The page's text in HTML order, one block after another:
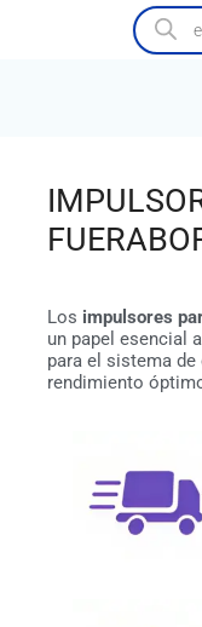
Los impulsores
un papel esencial
para el sistema
rendimiento